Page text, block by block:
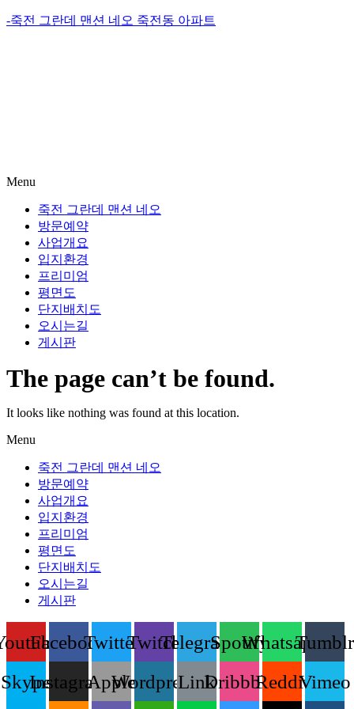
-죽전 그란데 맨션 네오 죽전동 아파트
Menu
죽전 그란데 맨션 네오
방문예약
사업개요
입지환경
프리미엄
평면도
단지배치도
오시는길
게시판
The page can’t be found.
It looks like nothing was found at this location.
Menu
죽전 그란데 맨션 네오
방문예약
사업개요
입지환경
프리미엄
평면도
단지배치도
오시는길
게시판
FacebookTwitterTwitchTelegramSpotifyWhatsappTumblr
SkypeInstagramAppleWordpressLinkDribbbleRedditVimeo